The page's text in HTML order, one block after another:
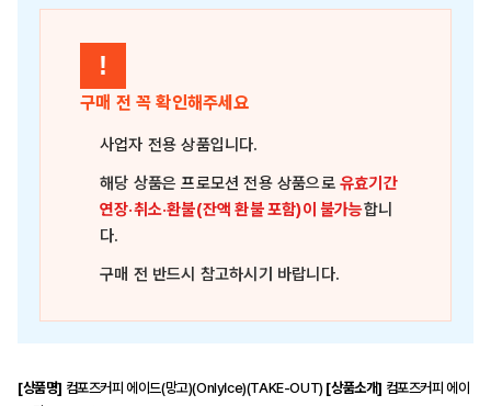
!
구매 전 꼭 확인해주세요
사업자 전용 상품입니다.
해당 상품은프로모션 전용 상품으로유효기간
연장·취소·환불(잔액 환불 포함)이 불가능합니
다.
구매 전 반드시 참고하시기 바랍니다.
[상품명] 컴포즈커피 에이드(망고)(OnlyIce)(TAKE-OUT) [상품소개] 컴포즈커피 에이